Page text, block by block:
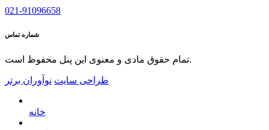
021-91096658
شماره تماس
تمام حقوق مادی و معنوی این پنل محفوظ است.
طراحی سایت نوآوران برتر
خانه